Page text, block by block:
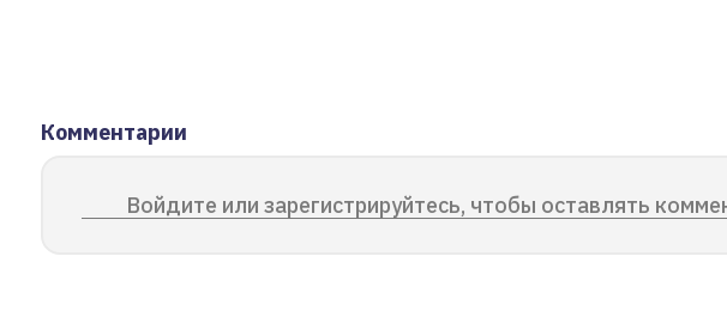
Комментарии
Войдите или зарегистрируйтесь, чтобы оставлять